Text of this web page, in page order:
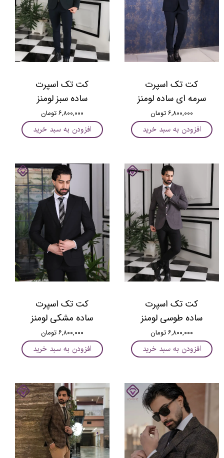
کت تک اسپرت
سرمه ای ساده لومنز
۶,۸۰۰,۰۰۰ تومان
افزودن به سبد خرید
کت تک اسپرت
ساده سبز لومنز
۶,۸۰۰,۰۰۰ تومان
افزودن به سبد خرید
کت تک اسپرت
ساده طوسی لومنز
۶,۸۰۰,۰۰۰ تومان
افزودن به سبد خرید
کت تک اسپرت
ساده مشکی لومنز
۶,۸۰۰,۰۰۰ تومان
افزودن به سبد خرید